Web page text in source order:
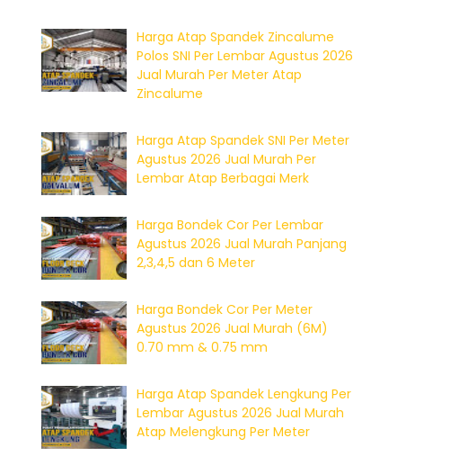
Harga Atap Spandek Zincalume
Polos SNI Per Lembar Agustus 2026
Jual Murah Per Meter Atap
Zincalume
Harga Atap Spandek SNI Per Meter
Agustus 2026 Jual Murah Per
Lembar Atap Berbagai Merk
Harga Bondek Cor Per Lembar
Agustus 2026 Jual Murah Panjang
2,3,4,5 dan 6 Meter
Harga Bondek Cor Per Meter
Agustus 2026 Jual Murah (6M)
0.70 mm & 0.75 mm
Harga Atap Spandek Lengkung Per
Lembar Agustus 2026 Jual Murah
Atap Melengkung Per Meter